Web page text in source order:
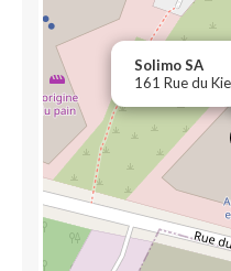
Solimo SA
161 Rue du